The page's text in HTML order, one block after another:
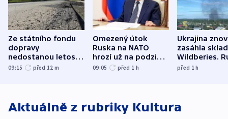
Ze státního fondu
dopravy
nedostanou letos
kraje na silnice ani
09:15 před 12 m
Omezený útok
Ruska na NATO
hrozí už na podzim,
varují tajné služby
09:05 před 1 h
Ukrajina
zasáhla
Wildberies.
útočili v
před 1h
Aktuálně z rubriky Kultura